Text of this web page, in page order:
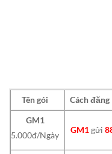
Tên gói Cách đăng
GM1
5.000đ/Ngày
GM1gửi